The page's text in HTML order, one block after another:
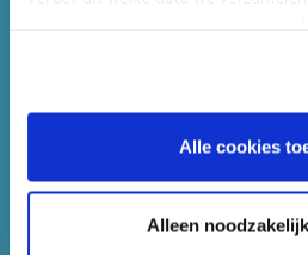
"alle cookies toestaan"? Zo nee,
noodzakelijke cookies".
Alle cookies
Alleen
Gekwalificeerde